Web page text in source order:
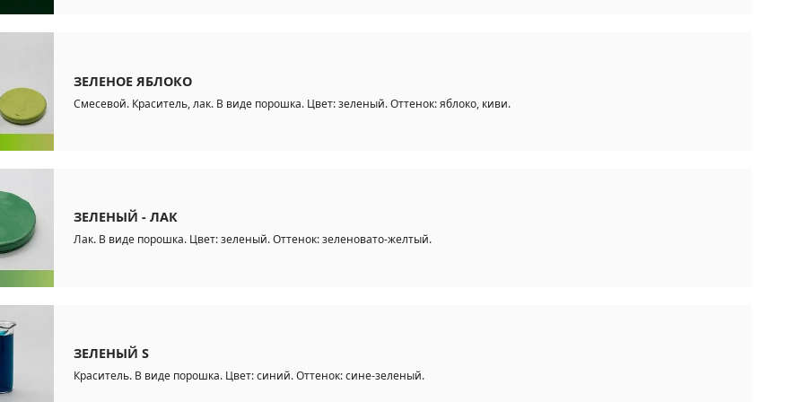
ЗЕЛЕНОЕ ЯБЛОКО
Смесевой. Краситель, лак. В виде порошка. Цвет: зеленый. Оттенок: яблоко, киви.
ЗЕЛЕНЫЙ - ЛАК
Лак. В виде порошка. Цвет: зеленый. Оттенок: зеленовато-желтый.
ЗЕЛЕНЫЙ S
Краситель. В виде порошка. Цвет: синий. Оттенок: сине-зеленый.